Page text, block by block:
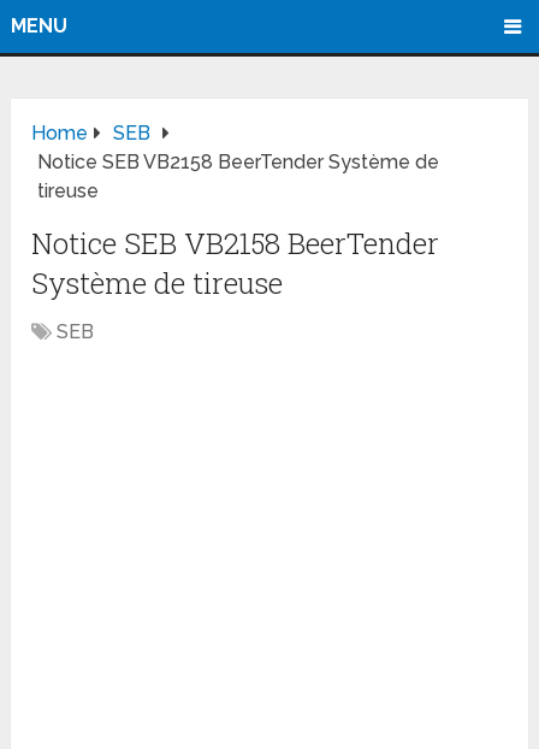
MENU
Home
SEB
Notice SEB VB2158 BeerTender Système de
tireuse
Notice SEB VB2158 BeerTender
Système de tireuse
SEB